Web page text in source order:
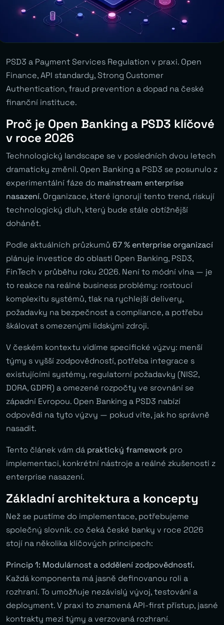
PSD3 a Payment Services Regulation v praxi. Open
Finance, API standardy, Strong Customer
Authentication, fraud prevention a dopad na české
finanční instituce.
Proč je Open Banking a PSD3 klíčové
v roce 2026
Technologický landscape se v posledních dvou letech
dramaticky změnil. Open Banking a PSD3 se posunulo z
experimentální fáze do mainstream enterprise
nasazení. Organizace, které ignorují tento trend, riskují
technologický dluh, který bude stále obtížnější
dohánět.
Podle aktuálních průzkumů 67 % enterprise organizací
plánuje investice do oblasti Open Banking, PSD3,
FinTech v průběhu roku 2026. Není to módní vlna — je
to reakce na reálné business problémy: rostoucí
komplexitu systémů, tlak na rychlejší delivery,
požadavky na bezpečnost a compliance, a potřebu
škálovat s omezenými lidskými zdroji.
V českém kontextu vidíme specifické výzvy: menší
týmy s vyšší zodpovědností, potřeba integrace s
existujícími systémy, regulatorní požadavky (NIS2,
DORA, GDPR) a omezené rozpočty ve srovnání se
západní Evropou. Open Banking a PSD3 nabízí
odpovědi na tyto výzvy — pokud víte, jak ho správně
nasadit.
Tento článek vám dá praktický framework pro
implementaci, konkrétní nástroje a reálné zkušenosti z
enterprise nasazení.
Základní architektura a koncepty
Než se pustíme do implementace, potřebujeme
společný slovník. co čeká české banky v roce 2026
stojí na několika klíčových principech:
Princip 1: Modulárnost a oddělení zodpovědností.
Každá komponenta má jasně definovanou roli a
rozhraní. To umožňuje nezávislý vývoj, testování a
deployment. V praxi to znamená API-first přístup, jasné
kontrakty mezi týmy a verzovaná rozhraní.